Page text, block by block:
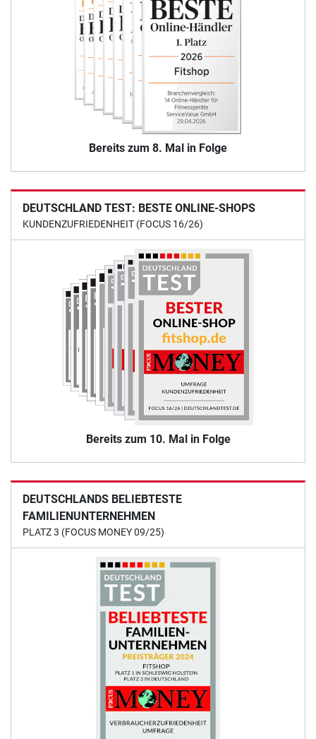
Bereits zum 8. Mal in Folge
DEUTSCHLAND TEST: BESTE ONLINE-SHOPS
KUNDENZUFRIEDENHEIT (FOCUS 16/26)
Bereits zum 10. Mal in Folge
DEUTSCHLANDS BELIEBTESTE
FAMILIENUNTERNEHMEN
PLATZ 3 (FOCUS MONEY 09/25)